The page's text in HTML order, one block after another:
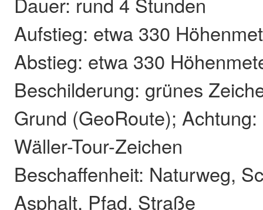
Aufstieg: etwa 330
Abstieg: etwa 330
Beschilderung: grünes
Grund (GeoRoute);
Wäller-Tour-Zeichen
Beschaffenheit: Naturweg,
Asphalt, Pfad, Straße